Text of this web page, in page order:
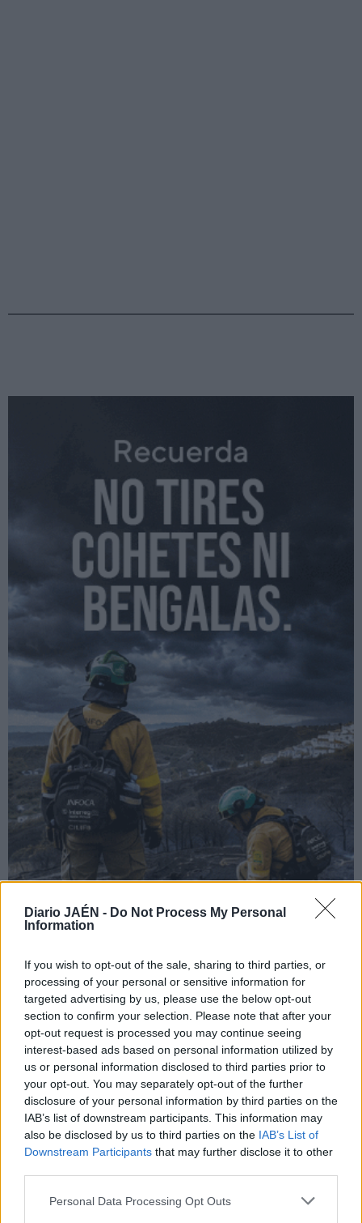
Diario JAÉN - Do Not Process My Personal
Information
If you wish to opt-out of the sale, sharing to third parties, or
processing of your personal or sensitive information for
targeted advertising by us, please use the below opt-out
section to confirm your selection. Please note that after your
opt-out request is processed you may continue seeing
interest-based ads based on personal information utilized by
us or personal information disclosed to third parties prior to
your opt-out. You may separately opt-out of the further
disclosure of your personal information by third parties on the
IAB’s list of downstream participants. This information may
also be disclosed by us to third parties on the IAB’s List of
Downstream Participants that may further disclose it to other
Personal Data Processing Opt Outs